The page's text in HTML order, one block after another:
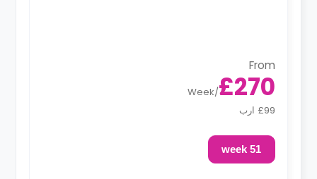
From
£270
/
Week
£99 ارب
51 week